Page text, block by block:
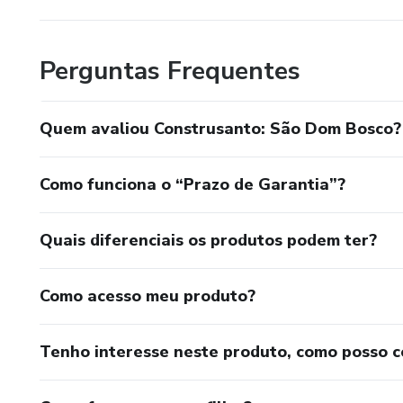
Perguntas Frequentes
Quem avaliou Construsanto: São Dom Bosco?
Como funciona o “Prazo de Garantia”?
Quais diferenciais os produtos podem ter?
Como acesso meu produto?
Tenho interesse neste produto, como posso